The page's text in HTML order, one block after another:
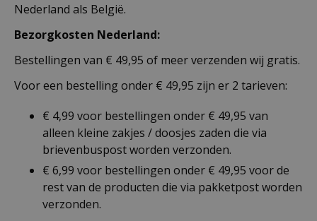
Nederland als België.
Bezorgkosten Nederland:
Bestellingen van € 49,95 of meer verzenden wij gratis.
Voor een bestelling onder € 49,95 zijn er 2 tarieven:
€ 4,99 voor bestellingen onder € 49,95 van
alleen kleine zakjes / doosjes zaden die via
brievenbuspost worden verzonden.
€ 6,99 voor bestellingen onder € 49,95 voor de
rest van de producten die via pakketpost worden
verzonden.